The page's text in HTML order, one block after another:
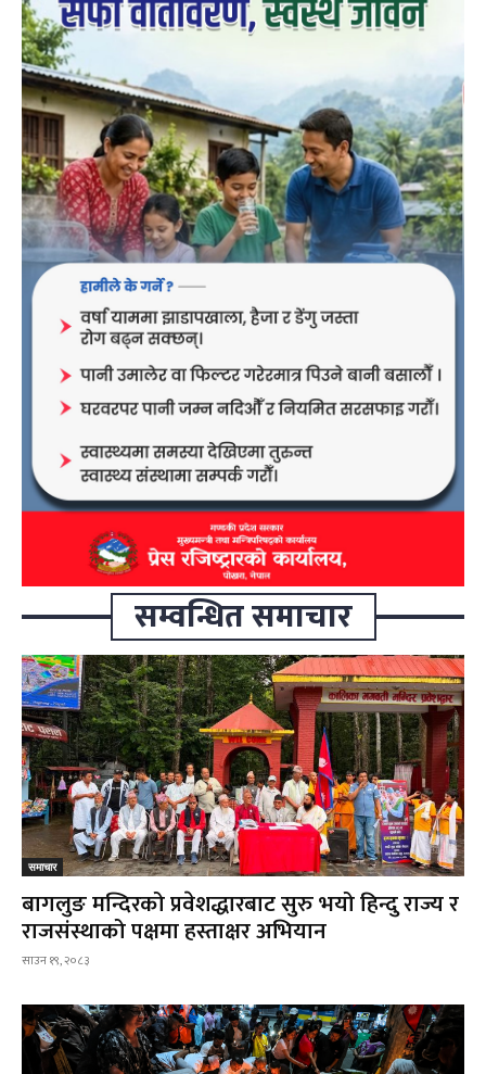
सम्वन्धित समाचार
समाचार
बागलुङ मन्दिरको प्रवेशद्धारबाट सुरु भयो हिन्दु राज्य र
राजसंस्थाको पक्षमा हस्ताक्षर अभियान
साउन १९, २०८३